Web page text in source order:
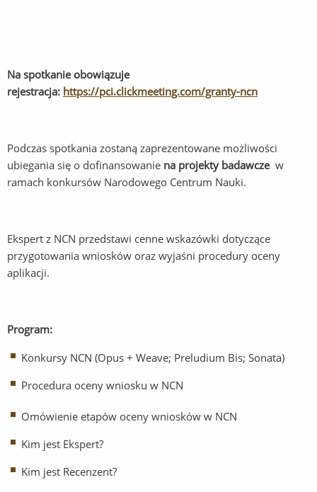
Na spotkanie obowiązuje
rejestracja: https://pci.clickmeeting.com/granty-ncn
Podczas spotkania zostaną zaprezentowane możliwości
ubiegania się o dofinansowanie na projekty badawcze w
ramach konkursów Narodowego Centrum Nauki.
Ekspert z NCN przedstawi cenne wskazówki dotyczące
przygotowania wniosków oraz wyjaśni procedury oceny
aplikacji.
Program:
Konkursy NCN (Opus + Weave; Preludium Bis; Sonata)
Procedura oceny wniosku w NCN
Omówienie etapów oceny wniosków w NCN
Kim jest Ekspert?
Kim jest Recenzent?